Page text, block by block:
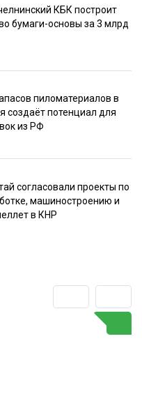
КБК построит
бумаги-основы за 3 млрд
пиломатериалов в
создаёт потенциал для
из РФ
согласовали проекты по
машиностроению и
в КНР